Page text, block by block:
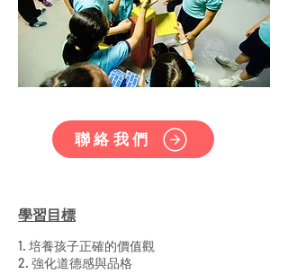
聯絡我們
學習目標
1. 培養孩子正確的價值觀
2. 強化道德感與品格